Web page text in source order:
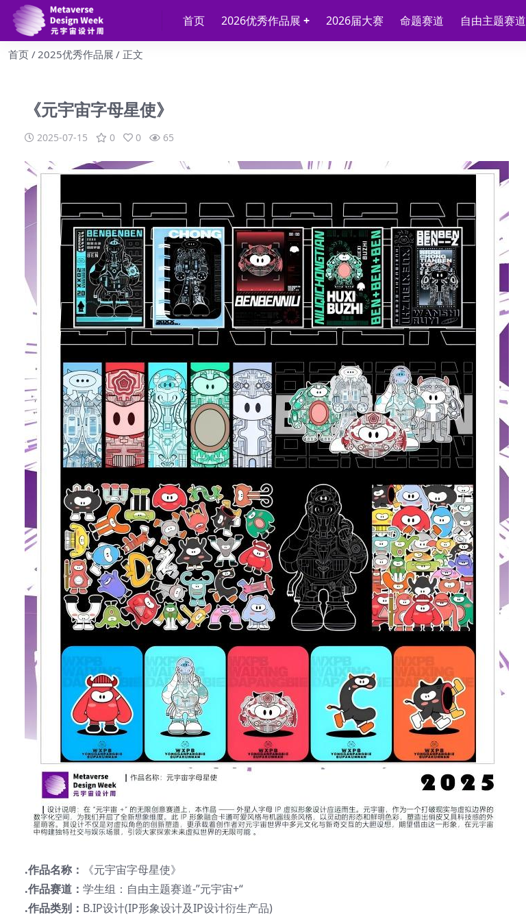
首页 2026优秀作品展 2026届大赛 命题赛道 自由主题赛道
首页 2025优秀作品展 正文
《元宇宙字母星使》
2025-07-15 0 0 65
.作品名称：
《元宇宙字母星使》
.作品赛道： 学生组：自由主题赛道-”元宇宙+“
.作品类别： B.IP设计(IP形象设计及IP设计衍生产品)